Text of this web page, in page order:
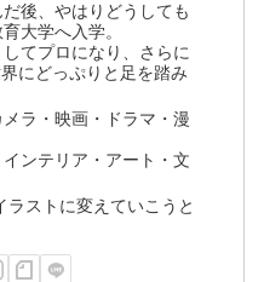
後、やはりどうしても
大学へ入学。
てプロになり、さらに
にどっぷりと足を踏み
ラ・映画・ドラマ・漫
ンテリア・アート・文
ラストに変えていこうと